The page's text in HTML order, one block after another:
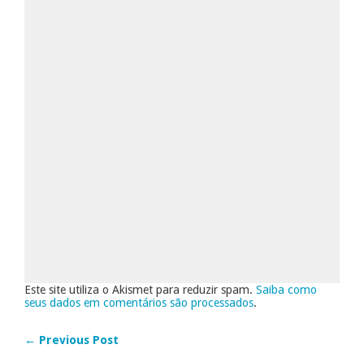
Este site utiliza o Akismet para reduzir spam. Saiba como
seus dados em comentários são processados.
← Previous Post